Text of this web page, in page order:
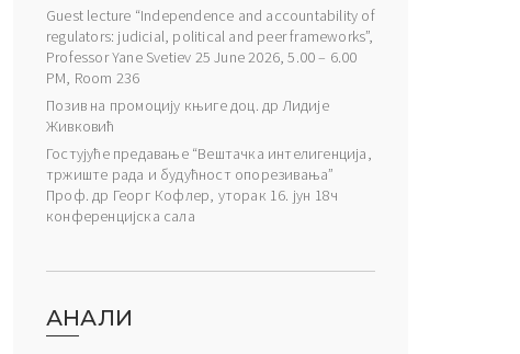
Guest lecture “Independence and accountability of
regulators: judicial, political and peer frameworks”,
Professor Yane Svetiev 25 June 2026, 5.00 – 6.00
PM, Room 236
Позив на промоцију књиге доц. др Лидије
Живковић
Гостујуће предавање “Вештачка интелигенција,
тржиште рада и будућност опорезивања”
Проф. др Георг Кофлер, уторак 16. јун 18ч
конференцијска сала
АНАЛИ